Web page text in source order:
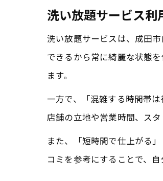
洗い放題サービス利
洗い放題サービスは、成田
できるから常に綺麗な状態
ます。
一方で、「混雑する時間帯
店舗の立地や営業時間、ス
また、「短時間で仕上がる
コミを参考にすることで、